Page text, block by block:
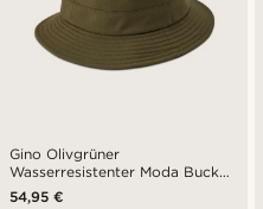
Gino Olivgrüner
Wasserresistenter Moda Bucket
Hut
54,95 €